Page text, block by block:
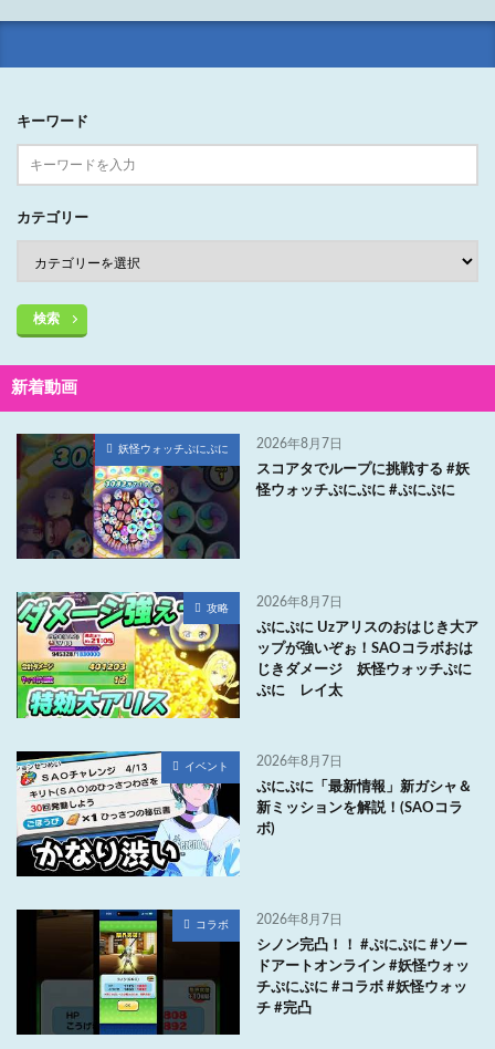
キーワード
カテゴリー
検索
新着動画
妖怪ウォッチぷにぷに 2026年8月7日
スコアタでループに挑戦する #妖
怪ウォッチぷにぷに #ぷにぷに
攻略 2026年8月7日
ぷにぷに Uzアリスのおはじき大ア
ップが強いぞぉ！SAOコラボおは
じきダメージ 妖怪ウォッチぷに
ぷに レイ太
イベント 2026年8月7日
ぷにぷに「最新情報」新ガシャ＆
新ミッションを解説！(SAOコラ
ボ)
コラボ 2026年8月7日
シノン完凸！！ #ぷにぷに #ソー
ドアートオンライン #妖怪ウォッ
チぷにぷに #コラボ #妖怪ウォッ
チ #完凸